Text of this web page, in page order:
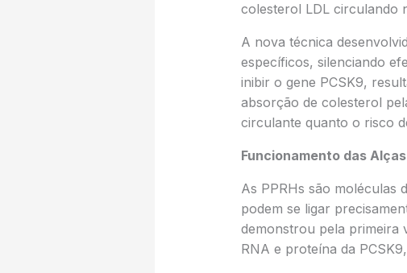
colesterol LDL circulando
A nova técnica
específicos, silenciando
inibir o gene PCSK9,
absorção de colesterol
circulante quanto o risco
Funcionamento das
As PPRHs são moléculas
podem se ligar
demonstrou pela primeira
RNA e proteína da